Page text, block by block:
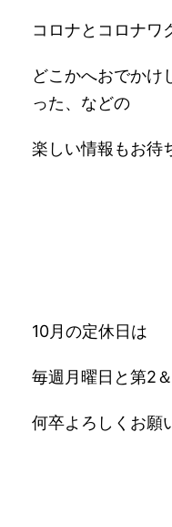
コロナとコロナワ
どこかへおでかけ
った、などの
楽しい情報もお待
10月の定休日は
毎週月曜日と第2
何卒よろしくお願